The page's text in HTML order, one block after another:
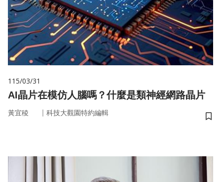
115/03/31
AI晶片在模仿人腦嗎？什麼是類神經網路晶片
黃宜稜 ｜ 科技大觀園特約編輯
儲